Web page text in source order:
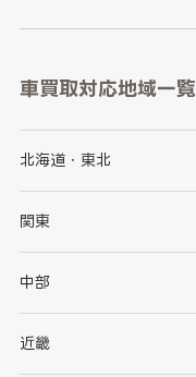
車買取対応地域一覧
北海道・東北
北海道
岩手県
秋田県
関東
茨城県
群馬県
中部
新潟県
近畿